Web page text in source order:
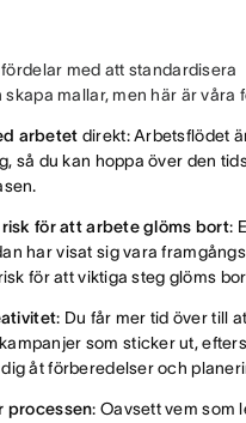
med att standardisera
mallar, men här är våra
arbetet direkt: Arbetsflödet
så du kan hoppa över den
för att arbete glöms bort:
har visat sig vara
för att viktiga steg glöms
: Du får mer tid över till
som sticker ut,
åt förberedelser och
processen: Oavsett vem som